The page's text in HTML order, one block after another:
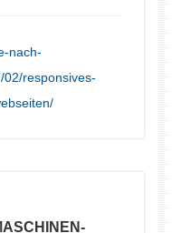
nach-
02/responsives-